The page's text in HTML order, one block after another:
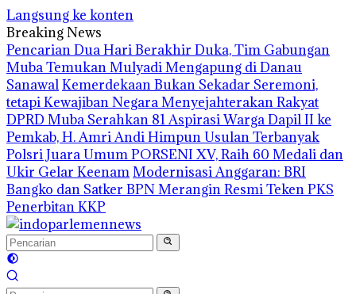
Langsung ke konten
Breaking News
Pencarian Dua Hari Berakhir Duka, Tim Gabungan
Muba Temukan Mulyadi Mengapung di Danau
SanawalKemerdekaan Bukan Sekadar Seremoni,
tetapi Kewajiban Negara Menyejahterakan Rakyat
DPRD Muba Serahkan 81 Aspirasi Warga Dapil II ke
Pemkab, H. Amri Andi Himpun Usulan Terbanyak
Polsri Juara Umum PORSENI XV, Raih 60 Medali dan
Ukir Gelar KeenamModernisasi Anggaran: BRI
Bangko dan Satker BPN Merangin Resmi Teken PKS
Penerbitan KKP